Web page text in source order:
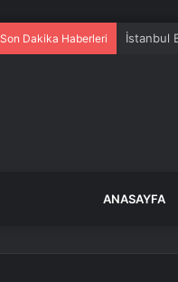
Son Dakika Haberleri
ANASAYFA